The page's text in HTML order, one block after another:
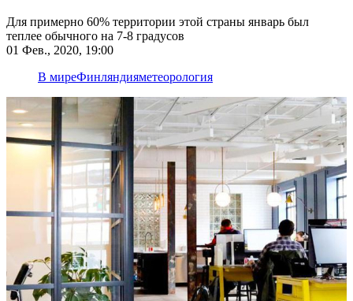
Для примерно 60% территории этой страны январь был
теплее обычного на 7-8 градусов
01 Фев., 2020, 19:00
В миреФинляндияметеорология